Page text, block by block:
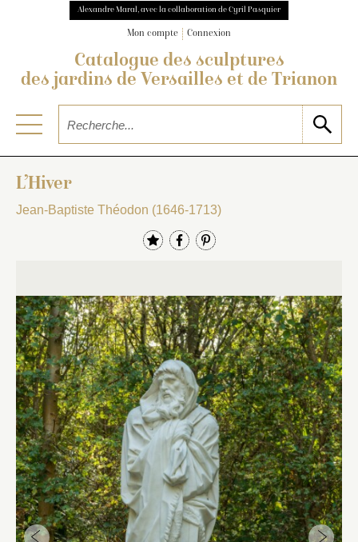
Alexandre Maral, avec la collaboration de Cyril Pasquier
Mon compte Connexion
Catalogue des sculptures
des jardins de Versailles et de Trianon
L’Hiver
Jean-Baptiste Théodon (1646-1713)